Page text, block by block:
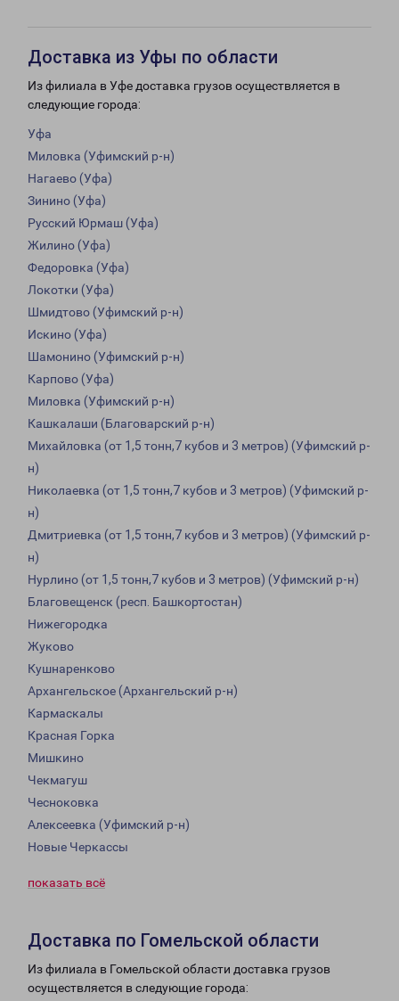
Доставка из Уфы по области
Из филиала в Уфе доставка грузов осуществляется в
следующие города:
Уфа
Миловка (Уфимский р-н)
Нагаево (Уфа)
Зинино (Уфа)
Русский Юрмаш (Уфа)
Жилино (Уфа)
Федоровка (Уфа)
Локотки (Уфа)
Шмидтово (Уфимский р-н)
Искино (Уфа)
Шамонино (Уфимский р-н)
Карпово (Уфа)
Миловка (Уфимский р-н)
Кашкалаши (Благоварский р-н)
Михайловка (от 1,5 тонн,7 кубов и 3 метров) (Уфимский р-
н)
Николаевка (от 1,5 тонн,7 кубов и 3 метров) (Уфимский р-
н)
Дмитриевка (от 1,5 тонн,7 кубов и 3 метров) (Уфимский р-
н)
Нурлино (от 1,5 тонн,7 кубов и 3 метров) (Уфимский р-н)
Благовещенск (респ. Башкортостан)
Нижегородка
Жуково
Кушнаренково
Архангельское (Архангельский р-н)
Кармаскалы
Красная Горка
Мишкино
Чекмагуш
Чесноковка
Алексеевка (Уфимский р-н)
Новые Черкассы
показать всё
Доставка по Гомельской области
Из филиала в Гомельской области доставка грузов
осуществляется в следующие города: